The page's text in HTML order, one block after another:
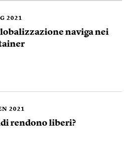
2021
naviga nei
2021
rendono liberi?